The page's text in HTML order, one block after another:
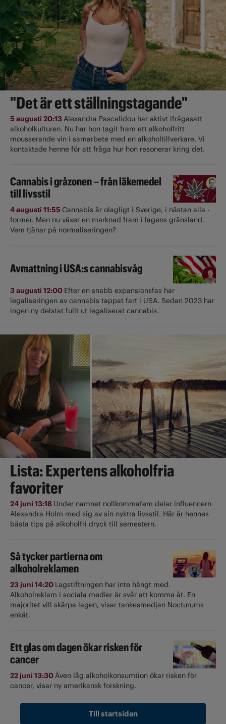
"Det är ett ställningstagande"
5 augusti 20:13Alexandra Pascalidou har aktivt ifrågasatt
alkoholkulturen. Nu har hon tagit fram ett alkoholfritt
mousserande vin i samarbete med en alkoholtillverkare. Vi
kontaktade henne för att fråga hur hon resonerar kring det.
Cannabis i gråzonen – från läkemedel
till livsstil
4 augusti 11:55 Cannabis är olagligt i ­Sverige, i nästan alla ­
former. Men nu växer en marknad fram i lagens gränsland.
Vem tjänar på normaliseringen?
Avmattning i USA:s cannabisvåg
3 augusti 12:00 Efter en snabb expansionsfas har
legaliseringen av cannabis tappat fart i USA. Sedan 2023 har
ingen ny delstat fullt ut ­legaliserat cannabis.
Lista: Expertens alkoholfria
favoriter
24 juni 13:18 Under namnet nollkommafem delar influencern
Alexandra Holm med sig av sin nyktra livsstil. Här är hennes
bästa tips på alkoholfri dryck till semestern.
Så tycker partierna om
alkoholreklamen
23 juni 14:20 Lagstiftningen har inte hängt med.
Alkoholreklam i sociala medier är svår att komma åt. En
majoritet vill skärpa lagen, visar tankesmedjan Nocturums
enkät.
Ett glas om dagen ökar risken för
cancer
22 juni 13:30Även låg alkoholkonsumtion ökar risken för
cancer, visar ny amerikansk forskning.
Till startsidan